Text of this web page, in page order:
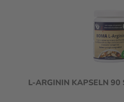
L-ARGININ KAPSELN 90